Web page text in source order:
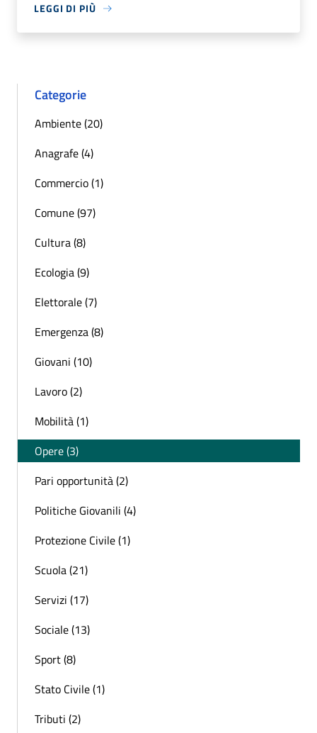
LEGGI DI PIÙ
Categorie
Ambiente (20)
Anagrafe (4)
Commercio (1)
Comune (97)
Cultura (8)
Ecologia (9)
Elettorale (7)
Emergenza (8)
Giovani (10)
Lavoro (2)
Mobilità (1)
Opere (3)
Pari opportunità (2)
Politiche Giovanili (4)
Protezione Civile (1)
Scuola (21)
Servizi (17)
Sociale (13)
Sport (8)
Stato Civile (1)
Tributi (2)